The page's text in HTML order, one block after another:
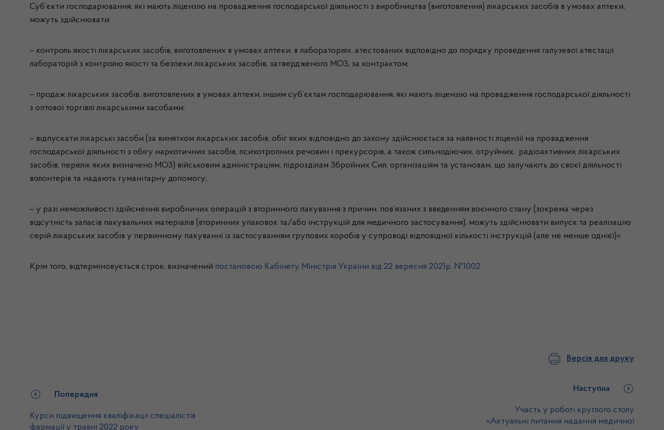
Суб’єкти господарювання, які мають ліцензію на провадження господарської діяльності з виробництва (виготовлення) лікарських засобів в умовах аптеки,
можуть здійснювати:
– контроль якості лікарських засобів, виготовлених в умовах аптеки, в лабораторіях, атестованих відповідно до порядку проведення галузевої атестації
лабораторій з контролю якості та безпеки лікарських засобів, затвердженого МОЗ, за контрактом;
– продаж лікарських засобів, виготовлених в умовах аптеки, іншим суб’єктам господарювання, які мають ліцензію на провадження господарської діяльності
з оптової торгівлі лікарськими засобами;
– відпускати лікарські засоби (за винятком лікарських засобів, обіг яких відповідно до закону здійснюється за наявності ліцензії на провадження
господарської діяльності з обігу наркотичних засобів, психотропних речовин і прекурсорів, а також сильнодіючих, отруйних, радіоактивних лікарських
засобів, перелік яких визначено МОЗ) військовим адміністраціям, підрозділам Збройних Сил, організаціям та установам, що залучають до своєї діяльності
волонтерів та надають гуманітарну допомогу;
– у разі неможливості здійснення виробничих операцій з вторинного пакування з причин, пов’язаних з введенням воєнного стану (зокрема через
відсутність запасів пакувальних матеріалів (вторинних упаковок та/або інструкцій для медичного застосування), можуть здійснювати випуск та реалізацію
серій лікарських засобів у первинному пакуванні із застосуванням групових коробів у супроводі відповідної кількості інструкцій (але не менше однієї)».
Крім того, відтерміновується строк, визначений постановою Кабінету Міністрів України від 22 вересня 2021р. №1002 .
Версія для друку
Попередня
Курси підвищення кваліфікації спеціалістів
фармації у травні 2022 року
Наступна
Участь у роботі круглого столу
«Актуальні питання надання медичної